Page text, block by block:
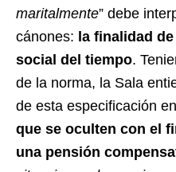
maritalmente” debe
cánones: la finalidad
social del tiempo.
de la norma, la Sala
de esta especificación
que se oculten con el
una pensión